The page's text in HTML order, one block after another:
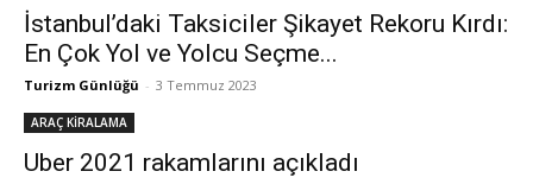
İstanbul’daki Taksiciler Şikayet Rekoru Kırdı:
En Çok Yol ve Yolcu Seçme...
Turizm Günlüğü - 3 Temmuz 2023
ARAÇ KİRALAMA
Uber 2021 rakamlarını açıkladı